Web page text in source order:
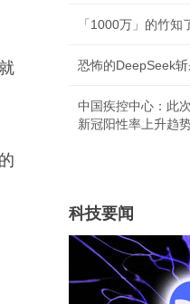
「1000万」的竹知
恐怖的DeepSeek
中国疾控中心：此
新冠阳性率上升趋
科技要闻